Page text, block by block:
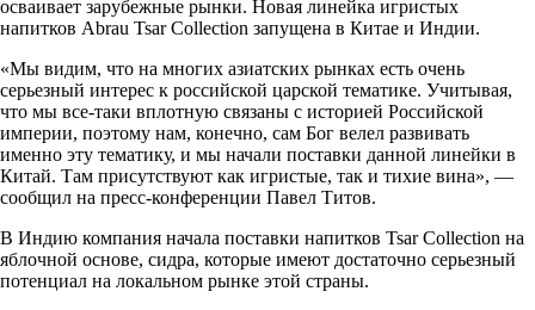
осваивает зарубежные рынки. Новая линейка игристых
напитков Abrau Tsar Collection запущена в Китае и Индии.
«Мы видим, что на многих азиатских рынках есть очень
серьезный интерес к российской царской тематике. Учитывая,
что мы все-таки вплотную связаны с историей Российской
империи, поэтому нам, конечно, сам Бог велел развивать
именно эту тематику, и мы начали поставки данной линейки в
Китай. Там присутствуют как игристые, так и тихие вина», —
сообщил на пресс-конференции Павел Титов.
В Индию компания начала поставки напитков Tsar Collection на
яблочной основе, сидра, которые имеют достаточно серьезный
потенциал на локальном рынке этой страны.